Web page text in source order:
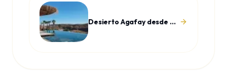
Desierto Agafay desde Marrakech